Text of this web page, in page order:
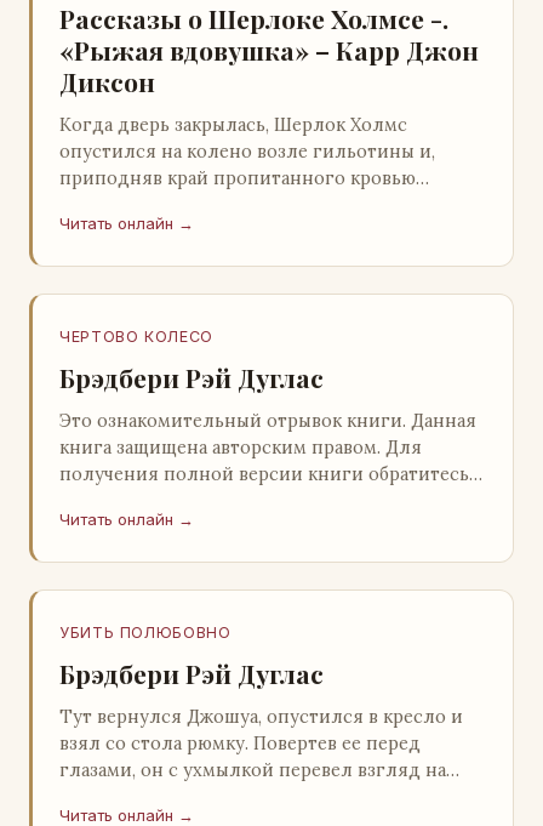
Рассказы о Шерлоке Холмсе -.
«Рыжая вдовушка» – Карр Джон
Диксон
Когда дверь закрылась, Шерлок Холмс
опустился на колено возле гильотины и,
приподняв край пропитанного кровью
скрывался под ним…
Читать онлайн →
ЧЕРТОВО КОЛЕСО
Брэдбери Рэй Дуглас
Это ознакомительный отрывок книги. Данная
книга защищена авторским правом. Для
получения полной версии книги обратитесь к
легального ко…
Читать онлайн →
УБИТЬ ПОЛЮБОВНО
Брэдбери Рэй Дуглас
Тут вернулся Джошуа, опустился в кресло и
взял со стола рюмку. Повертев ее перед
глазами, он с ухмылкой перевел взгляд на
Читать онлайн →